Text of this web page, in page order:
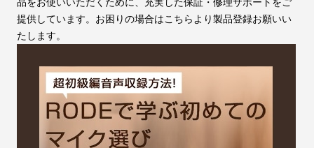
提供しています。お困りの場合はこちらより製品登録お願いい
たします。